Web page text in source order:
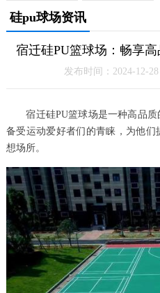
硅pu球场资讯
宿迁硅PU篮球场：畅享
发布时间：2024-12-
宿迁硅PU篮球场是一种高品质
备受运动爱好者们的青睐，为他
想场所。